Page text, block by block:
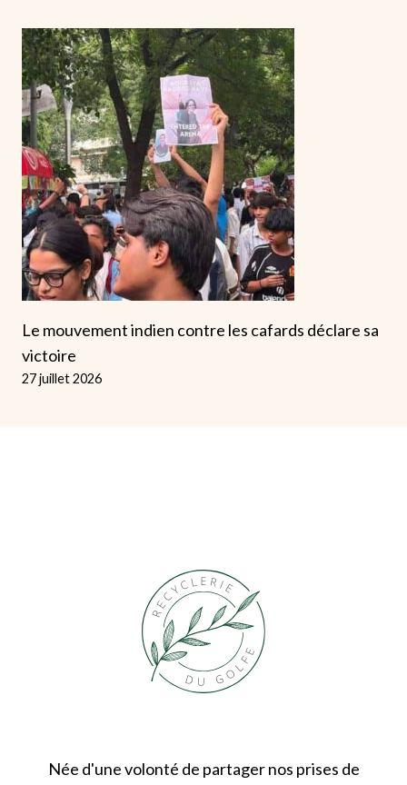
Le mouvement indien contre les cafards déclare sa
victoire
27 juillet 2026
Née d'une volonté de partager nos prises de